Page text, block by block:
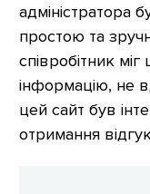
адміністратора
простою та
співробітник
інформацію, не
цей сайт був
отримання